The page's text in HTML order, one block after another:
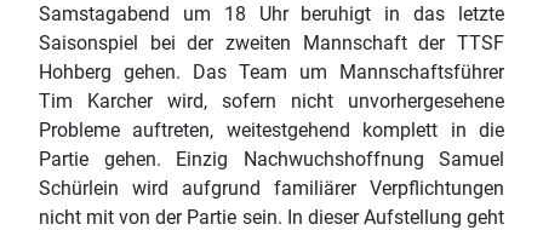
Samstagabend um 18 Uhr beruhigt in das letzte
Saisonspiel bei der zweiten Mannschaft der TTSF
Hohberg gehen. Das Team um Mannschaftsführer
Tim Karcher wird, sofern nicht unvorhergesehene
Probleme auftreten, weitestgehend komplett in die
Partie gehen. Einzig Nachwuchshoffnung Samuel
Schürlein wird aufgrund familiärer Verpflichtungen
nicht mit von der Partie sein. In dieser Aufstellung geht